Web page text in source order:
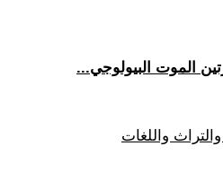
الموت البيولوجي...
واللغات